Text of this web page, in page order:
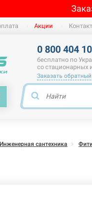
Акции
0 800 404
бесплатно по
со стационарных
Заказать
Инженерная сантехника